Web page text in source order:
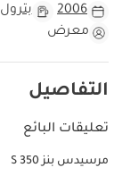
2006
بترول
معرض
التفاصيل
تعليقات البائع
مرسيدس بنز S 350